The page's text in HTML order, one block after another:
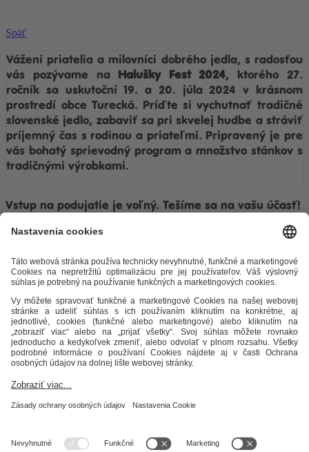
Späť
Vážení priatelia a milovníci dobrého jedla, s radosťou
vás pozývame na Halušky Fest 2024, ktorého 27.
ročník sa uskutoční 19. a 20. júla 2024 v krásnom
prostredí obce Turecká. Príďte si vychutnať tradičné
slovenské jedlo, zabaviť sa pri skvelej hudbe a stráviť
príjemný čas s rodinou a priateľmi. Pripravený je pre
vás bohatý sprievodný program a množstvo stánkov s
tradičnými výrobkami.
Vstup na podujatie je voľný. Tešíme sa na vašu účasť!
Ostatné zaujímavosti
Odkazy
Alternatívne riešenie sporov Práva a povinnosti odberateľov
Ochrana osobných údajov Cenník zemný plyn Časopis Teplo v
meste Impresum Etický kódex Podmienky a ustanovenia Mapa
stránky
974 05 Banská Bystrica